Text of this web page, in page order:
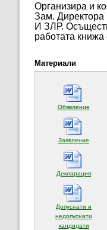
Организира и
Зам. Директора
И ЗЛР.
работата
Материали
Обявление
Заявление
Декларация
Допуснати и
недопуснати
кандидати